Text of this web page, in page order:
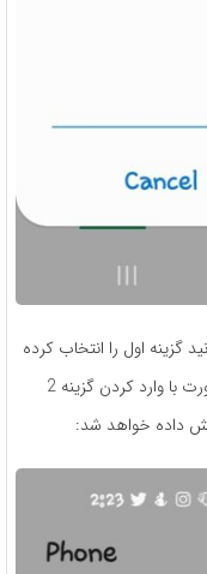
گزینه اول را انتخاب کرده
و مراحل خرید شارژ را تکمیل کنید. در غیر این صورت با وارد کردن گزینه 2
داده خواهد شد: